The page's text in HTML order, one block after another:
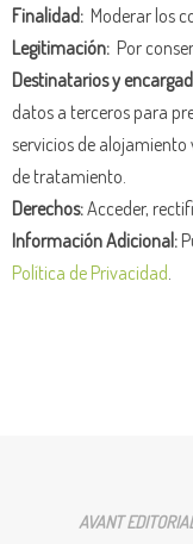
Finalidad: Moderar los
Legitimación: Por
Destinatarios y
datos a terceros para
servicios de
de tratamiento.
Derechos:Acceder,
Información Adicional:
Política de Privacidad
AVANT